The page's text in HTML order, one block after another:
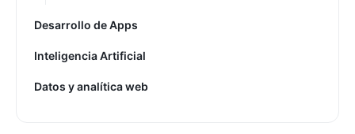
Desarrollo de Apps
Inteligencia Artificial
Datos y analítica web